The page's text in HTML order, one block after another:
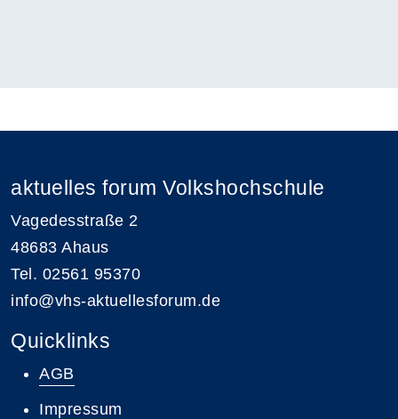
aktuelles forum Volkshochschule
Vagedesstraße 2
48683 Ahaus
Tel. 02561 95370
info@vhs-aktuellesforum.de
Quicklinks
AGB
Impressum